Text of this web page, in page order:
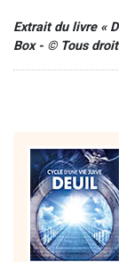
Extrait du livre «
Box - © Tous